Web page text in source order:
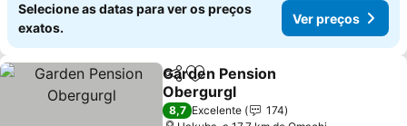
Selecione as datas para ver os preços
exatos.
Ver preços
PartilharAdicionar aos favoritos
Garden Pension
Obergurgl
8,7 Excelente
174